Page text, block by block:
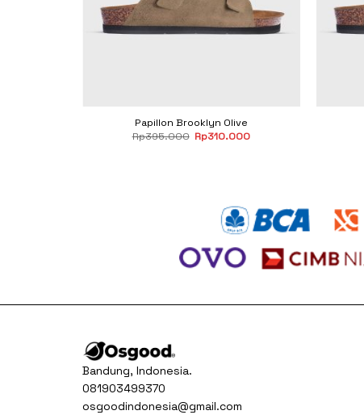
Papillon Brooklyn Olive
Rp395.000 Original
price
Rp310.000Current
Bandung, Indonesia.
081903499370
osgoodindonesia@gmail.com